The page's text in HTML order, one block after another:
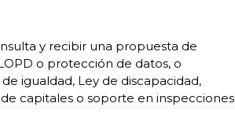
y recibir una propuesta de
o protección de datos, o
igualdad, Ley de discapacidad,
capitales o soporte en inspecciones